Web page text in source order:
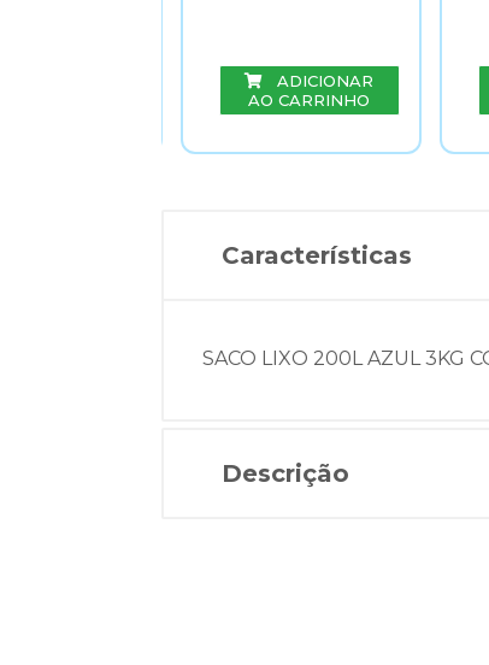
ADICIONAR
AO CARRINHO
Características
SACO LIXO 200L AZUL 3KG
Descrição